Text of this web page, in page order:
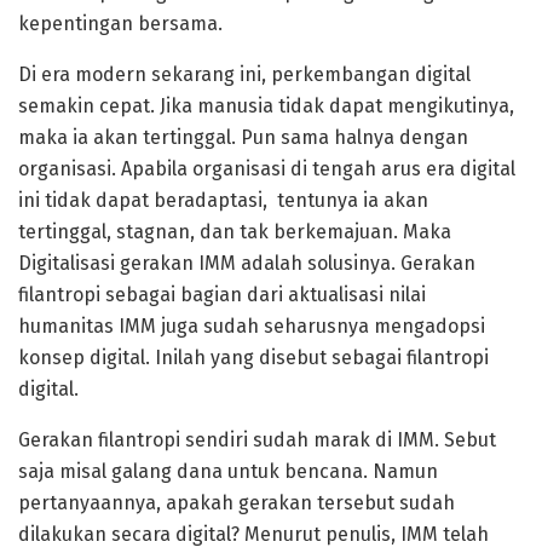
kepentingan bersama.
Di era modern sekarang ini, perkembangan digital
semakin cepat. Jika manusia tidak dapat mengikutinya,
maka ia akan tertinggal. Pun sama halnya dengan
organisasi. Apabila organisasi di tengah arus era digital
ini tidak dapat beradaptasi, tentunya ia akan
tertinggal, stagnan, dan tak berkemajuan. Maka
Digitalisasi gerakan IMM adalah solusinya. Gerakan
filantropi sebagai bagian dari aktualisasi nilai
humanitas IMM juga sudah seharusnya mengadopsi
konsep digital. Inilah yang disebut sebagai filantropi
digital.
Gerakan filantropi sendiri sudah marak di IMM. Sebut
saja misal galang dana untuk bencana. Namun
pertanyaannya, apakah gerakan tersebut sudah
dilakukan secara digital? Menurut penulis, IMM telah